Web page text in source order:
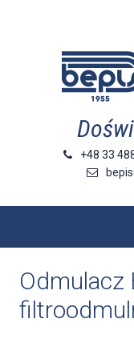
+48 33
Odmulacz